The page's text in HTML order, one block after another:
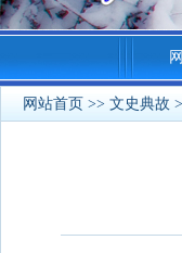
网站首页 >> 文史典故